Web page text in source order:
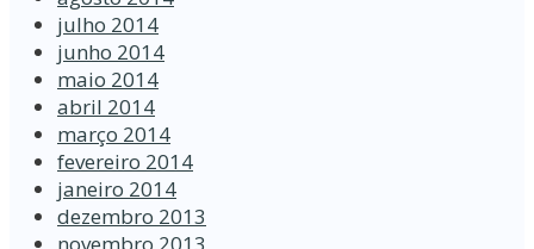
julho 2014
junho 2014
maio 2014
abril 2014
março 2014
fevereiro 2014
janeiro 2014
dezembro 2013